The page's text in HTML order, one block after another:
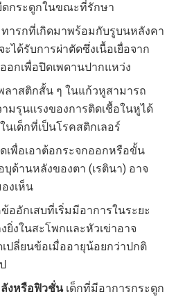
กระดูกในขณะที่รักษา
ทารกที่เกิดมาพร้อมกับรูบนหลังคา
ได้รับการผ่าตัดซึ่งเนื้อเยื่อจาก
อกเพื่อปิดเพดานปากแหว่ง
ลาสติกสั้น ๆ ในแก้วหูสามารถ
มรุนแรงของการติดเชื้อในหูได้
นเด็กที่เป็นโรคสติกเลอร์
เพื่อเอาต้อกระจกออกหรือขั้น
ด้านหลังของตา (เรตินา) อาจ
งเห็น
ออักเสบที่เริ่มมีอาการในระยะ
ยิ่งในสะโพกและหัวเข่าอาจ
ปลี่ยนข้อเมื่ออายุน้อยกว่าปกติ
งหรือฟิวชั่นเด็กที่มีอาการกระดูก